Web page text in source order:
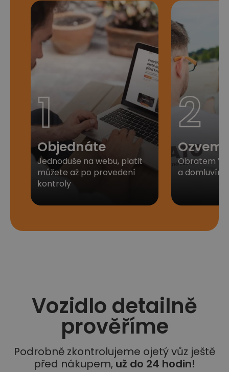
1
Objednáte
Jednoduše na webu, platit
můžete až po provedení
kontroly​
2
Obratem
a
Vozidlo detailně
prověříme
Podrobně zkontrolujeme ojetý vůz ještě
před nákupem, už do 24 hodin!